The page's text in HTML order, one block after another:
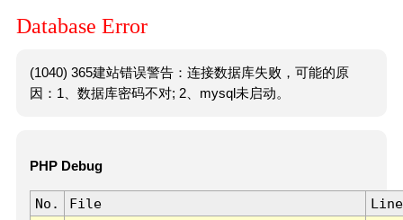
Database Error
(1040) 365建站错误警告：连接数据库失败，可能的原
因：1、数据库密码不对; 2、mysql未启动。
PHP Debug
No. File
Line